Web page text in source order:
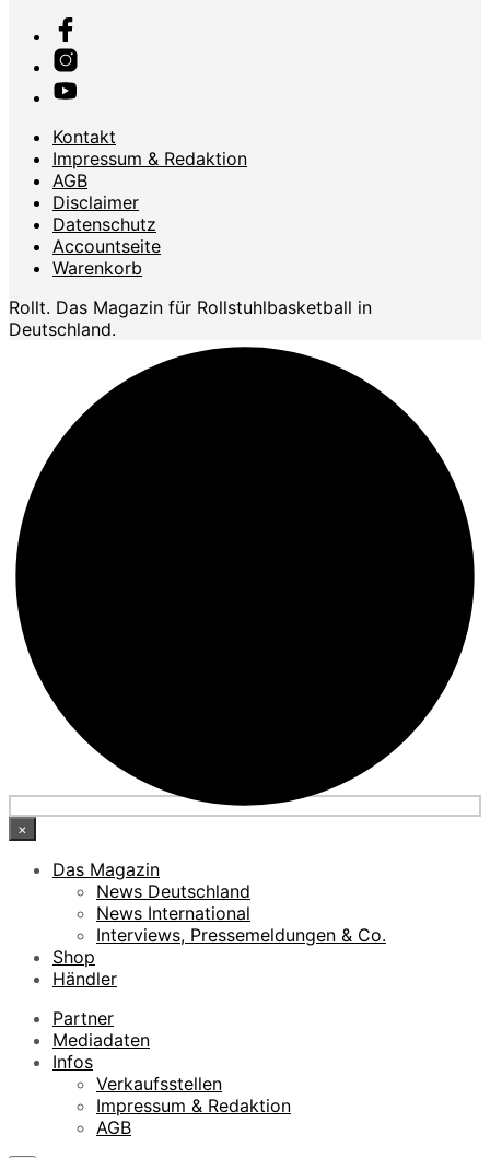
Kontakt
Impressum & Redaktion
AGB
Disclaimer
Datenschutz
Accountseite
Warenkorb
Rollt. Das Magazin für Rollstuhlbasketball in
Deutschland.
×
Das Magazin
News Deutschland
News International
Interviews, Pressemeldungen & Co.
Shop
Händler
Partner
Mediadaten
Infos
Verkaufsstellen
Impressum & Redaktion
AGB